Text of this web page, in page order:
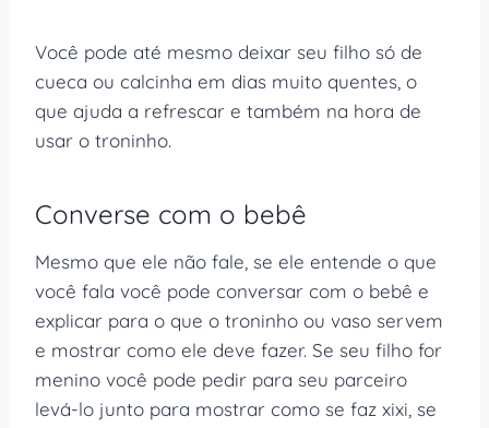
Você pode até mesmo deixar seu filho só de
cueca ou calcinha em dias muito quentes, o
que ajuda a refrescar e também na hora de
usar o troninho.
Converse com o bebê
Mesmo que ele não fale, se ele entende o que
você fala você pode conversar com o bebê e
explicar para o que o troninho ou vaso servem
e mostrar como ele deve fazer. Se seu filho for
menino você pode pedir para seu parceiro
levá-lo junto para mostrar como se faz xixi, se